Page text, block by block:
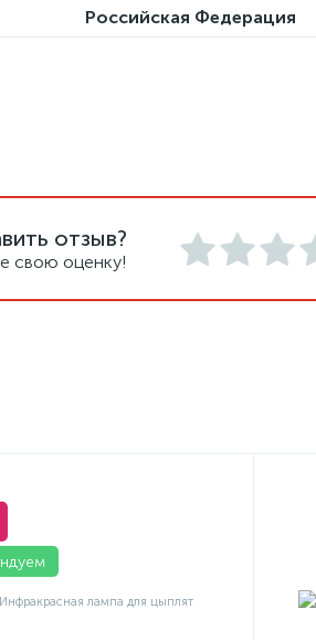
Российская Федерация
отзыв?
свою оценку!